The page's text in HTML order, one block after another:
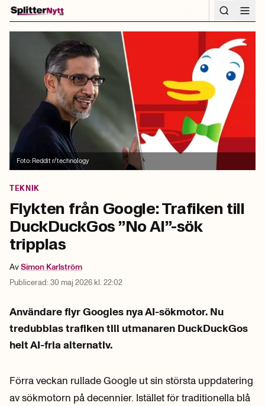
Hoppa till innehåll
Foto: Reddit r/technology
TEKNIK
Flykten från Google: Trafiken till
DuckDuckGos ”No AI”-sök
tripplas
AvSimon Karlström
Publicerad: 30 maj 2026 kl. 22:02
Användare flyr Googles nya AI-sökmotor. Nu
tredubblas trafiken till utmanaren DuckDuckGos
helt AI-fria alternativ.
Förra veckan rullade Google ut sin största uppdatering
av sökmotorn på decennier. Istället för traditionella blå